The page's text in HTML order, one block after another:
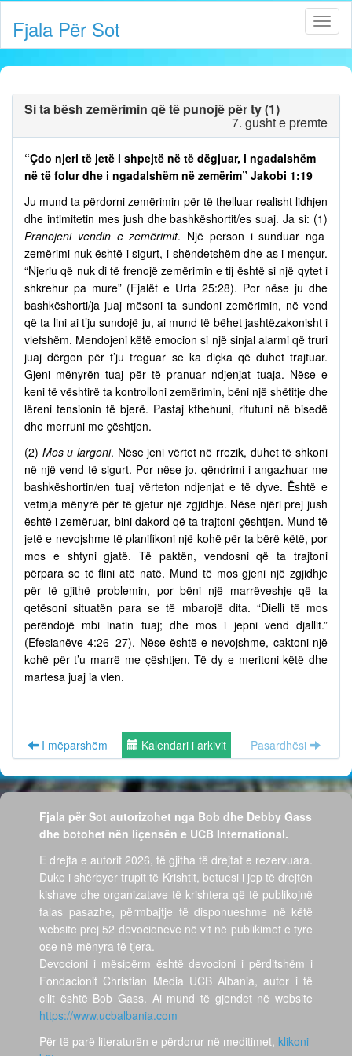
Fjala Për Sot
Si ta bësh zemërimin që të punojë për ty (1)
7. gusht e premte
“Çdo njeri të jetë i shpejtë në të dëgjuar, i ngadalshëm
në të folur dhe i ngadalshëm në zemërim” Jakobi 1:19
Ju mund ta përdorni zemërimin për të thelluar realisht lidhjen
dhe intimitetin mes jush dhe bashkëshortit/es suaj. Ja si: (1)
Pranojeni vendin e zemërimit. Një person i sunduar nga
zemërimi nuk është i sigurt, i shëndetshëm dhe as i mençur.
“Njeriu që nuk di të frenojë zemërimin e tij është si një qytet i
shkrehur pa mure” (Fjalët e Urta 25:28). Por nëse ju dhe
bashkëshorti/ja juaj mësoni ta sundoni zemërimin, në vend
që ta lini ai t’ju sundojë ju, ai mund të bëhet jashtëzakonisht i
vlefshëm. Mendojeni këtë emocion si një sinjal alarmi që truri
juaj dërgon për t’ju treguar se ka diçka që duhet trajtuar.
Gjeni mënyrën tuaj për të pranuar ndjenjat tuaja. Nëse e
keni të vështirë ta kontrolloni zemërimin, bëni një shëtitje dhe
lëreni tensionin të bjerë. Pastaj kthehuni, rifutuni në bisedë
dhe merruni me çështjen.
(2) Mos u largoni. Nëse jeni vërtet në rrezik, duhet të shkoni
në një vend të sigurt. Por nëse jo, qëndrimi i angazhuar me
bashkëshortin/en tuaj vërteton ndjenjat e të dyve. Është e
vetmja mënyrë për të gjetur një zgjidhje. Nëse njëri prej jush
është i zemëruar, bini dakord që ta trajtoni çështjen. Mund të
jetë e nevojshme të planifikoni një kohë për ta bërë këtë, por
mos e shtyni gjatë. Të paktën, vendosni që ta trajtoni
përpara se të flini atë natë. Mund të mos gjeni një zgjidhje
për të gjithë problemin, por bëni një marrëveshje që ta
qetësoni situatën para se të mbarojë dita. “Dielli të mos
perëndojë mbi inatin tuaj; dhe mos i jepni vend djallit.”
(Efesianëve 4:26–27). Nëse është e nevojshme, caktoni një
kohë për t’u marrë me çështjen. Të dy e meritoni këtë dhe
martesa juaj ia vlen.
I mëparshëm Kalendari i arkivit Pasardhësi
Fjala për Sot autorizohet nga Bob dhe Debby Gass
dhe botohet nën liçensën e UCB International.
E drejta e autorit 2026, të gjitha të drejtat e rezervuara.
Duke i shërbyer trupit të Krishtit, botuesi i jep të drejtën
kishave dhe organizatave të krishtera që të publikojnë
falas pasazhe, përmbajtje të disponueshme në këtë
website prej 52 devocioneve në vit në publikimet e tyre
ose në mënyra të tjera.
Devocioni i mësipërm është devocioni i përditshëm i
Fondacionit Christian Media UCB Albania, autor i të
cilit është Bob Gass. Ai mund të gjendet në website
https://www.ucbalbania.com
Për të parë literaturën e përdorur në meditimet, klikoni